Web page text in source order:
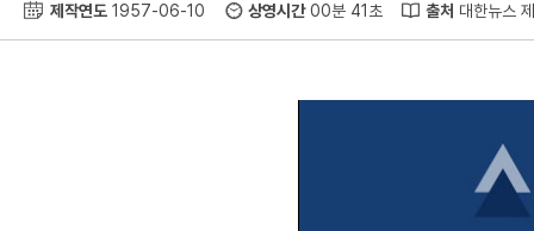
제작연도 1957-06-10 상영시간00분 41초 출처 대한뉴스